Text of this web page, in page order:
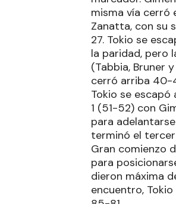
misma vía
Zanatta, con su
27. Tokio se
la paridad, pero
(Tabbia, Bruner
cerró arriba 40-
Tokio se
1 (51-52) con
para
terminó el
Gran comienzo
para
dieron máxima
encuentro,